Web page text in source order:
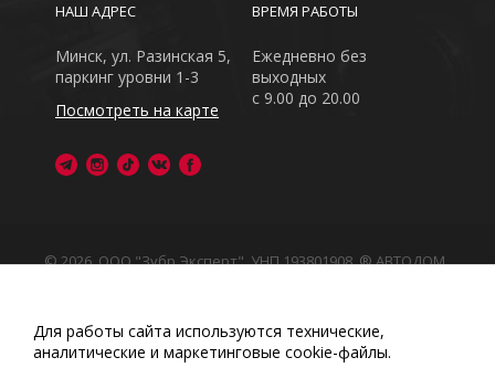
ВРЕМЯ РАБОТЫ
Ежедневно без
выходных
с 9.00 до 20.00
НАШ АДРЕС
Минск, ул. Разинская 5,
паркинг уровни 1-3
Посмотреть на карте
© 2026, ООО "Зубр Эксперт", УНП 193801908. ® АВТОДОМ
Обращаем Ваше внимание на то, что данный интернет-
сайт носит исключительно информационный характер
Любое использование либо копирование материалов
Для работы сайта используются технические,
аналитические и маркетинговые сооkіе-файлы.